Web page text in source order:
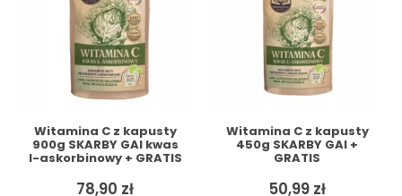
Witamina C z kapusty
900g SKARBY GAI kwas
l-askorbinowy + GRATIS
78,90 zł
Witamina C z kapusty
450g SKARBY GAI +
GRATIS
50,99 zł